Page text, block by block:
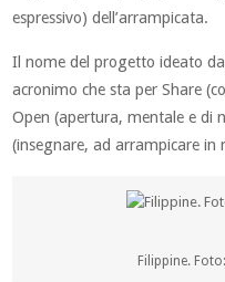
espressivo) dell’arrampicata.
Il nome del progetto ideato
acronimo che sta per Share
Open (apertura, mentale e di
(insegnare, ad arrampicare in
Filippine.